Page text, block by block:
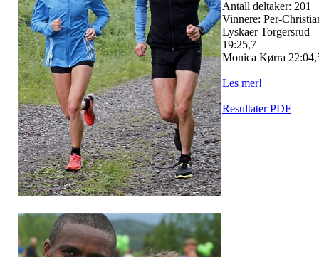
Antall deltaker: 201
Vinnere: Per-
Lyskaer Torgersrud
19:25,7
Monica Kørra
Les mer!
Resultater PDF